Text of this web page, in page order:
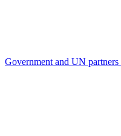
Government and UN